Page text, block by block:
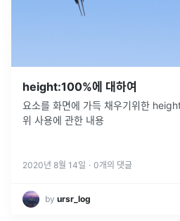
height:100%에 대하여
요소를 화면에 가득 채우기위한
위 사용에 관한 내용
2020년 8월 14일 · 0개의 댓글
by ursr_log